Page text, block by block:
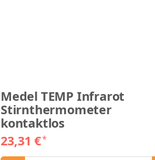
Medel TEMP Infrarot
Stirnthermometer
kontaktlos
23,31 €*